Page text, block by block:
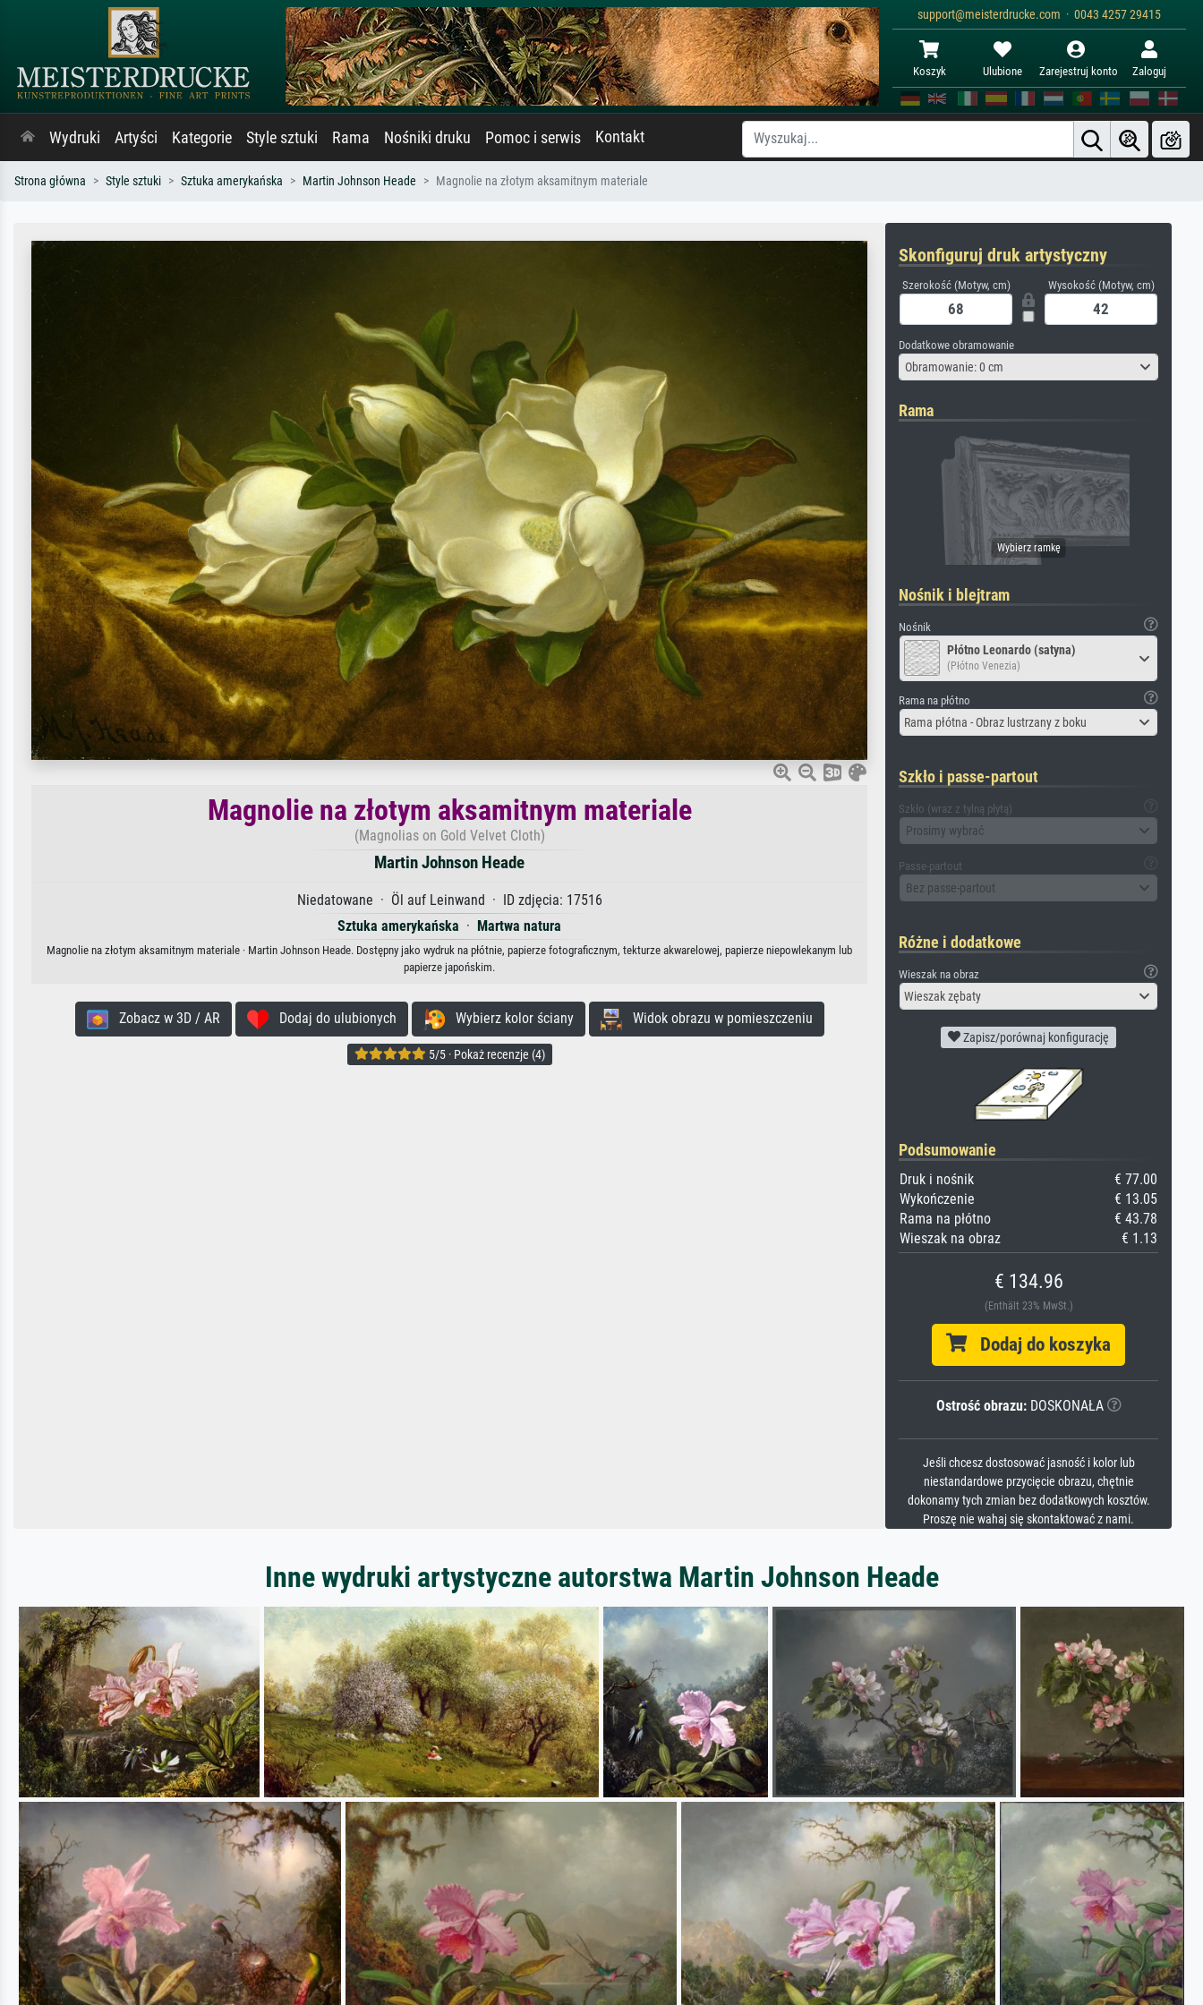
support@meisterdrucke.com · 0043 4257 29415
Koszyk Ulubione Zarejestruj konto Zaloguj
Wydruki Artyści Kategorie Style sztuki Rama Nośniki druku Pomoc i serwis Kontakt
Strona główna Style sztuki Sztuka amerykańska Martin Johnson Heade Magnolie na złotym aksamitnym materiale
Magnolie na złotym aksamitnym materiale
(Magnolias on Gold Velvet Cloth)
Martin Johnson Heade
Niedatowane · Öl auf Leinwand · ID zdjęcia: 17516
Sztuka amerykańska · Martwa natura
Magnolie na złotym aksamitnym materiale · Martin Johnson Heade. Dostępny jako wydruk na płótnie, papierze fotograficznym, tekturze akwarelowej, papierze niepowlekanym lub
papierze japońskim.
Zobacz w 3D / AR Dodaj do ulubionych Wybierz kolor ściany Widok obrazu w pomieszczeniu
5/5 · Pokaż recenzje (4)
Skonfiguruj druk artystyczny
Szerokość (Motyw, cm) Wysokość (Motyw, cm)
Dodatkowe obramowanie
Obramowanie: 0 cm
Rama
Nośnik i blejtram
Nośnik
Płótno Leonardo (satyna)
(Płótno Venezia)
Rama na płótno
Rama płótna - Obraz lustrzany z boku
Szkło i passe-partout
Szkło (wraz z tylną płytą)
Prosimy wybrać
Passe-partout
Bez passe-partout
Różne i dodatkowe
Wieszak na obraz
Wieszak zębaty
Zapisz/porównaj konfigurację
Podsumowanie
Druk i nośnik
€ 77.00
Wykończenie
€ 13.05
Rama na płótno
€ 43.78
Wieszak na obraz
€ 1.13
€ 134.96
(Enthält 23% MwSt.)
Dodaj do koszyka
Ostrość obrazu:DOSKONAŁA
Jeśli chcesz dostosować jasność i kolor lub
niestandardowe przycięcie obrazu, chętnie
dokonamy tych zmian bez dodatkowych kosztów.
Proszę nie wahaj się skontaktować z nami.
Inne wydruki artystyczne autorstwa Martin Johnson Heade